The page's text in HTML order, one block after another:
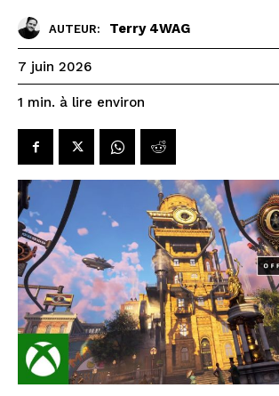
AUTEUR: Terry 4WAG
7 juin 2026
1 min. à lire environ